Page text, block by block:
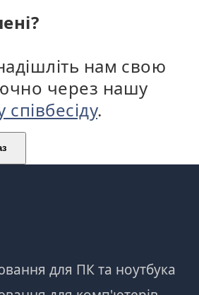
нам свою
через нашу
співбесіду.
для ПК та ноутбука